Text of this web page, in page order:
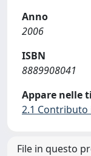
Anno
2006
ISBN
8889908041
Appare nelle
2.1 Contributo
File in questo